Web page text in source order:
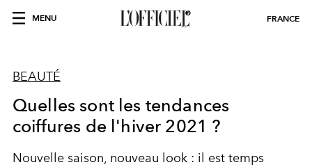
MENU FRANCE
BEAUTÉ
Quelles sont les tendances
coiffures de l'hiver 2021 ?
Nouvelle saison, nouveau look : il est temps